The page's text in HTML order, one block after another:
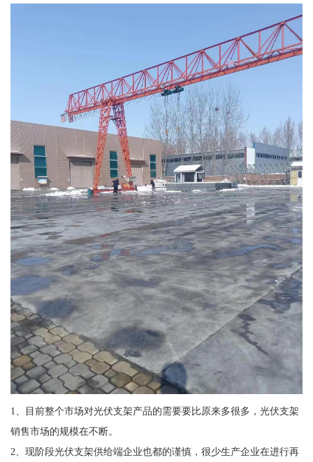
1、目前整个市场对光伏支架产品的需要要比原来多很多，光伏支架
销售市场的规模在不断。
2、现阶段光伏支架供给端企业也都的谨慎，很少生产企业在进行再